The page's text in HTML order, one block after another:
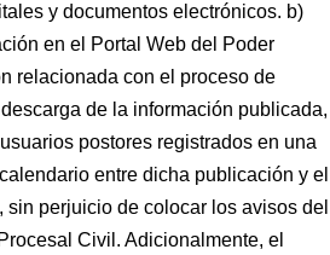
y documentos electrónicos. b)
en el Portal Web del Poder
relacionada con el proceso de
de la información publicada,
postores registrados en una
entre dicha publicación y el
perjuicio de colocar los avisos del
Civil. Adicionalmente, el